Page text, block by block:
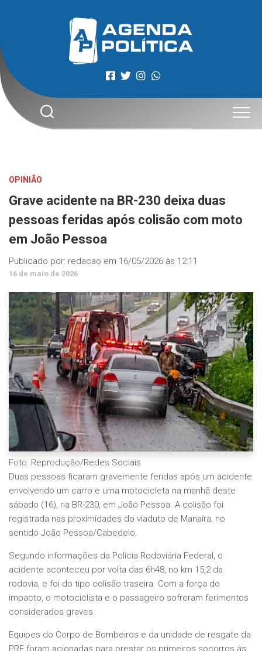
OPINIÃO
Grave acidente na BR-230 deixa duas
pessoas feridas após colisão com moto
em João Pessoa
Publicado por: redacao em 16/05/2026 às 12:11
16 de maio de 2026
Foto: Reprodução/Redes Sociais
Duas pessoas ficaram gravemente feridas após um acidente
envolvendo um carro e uma motocicleta na manhã deste
sábado (16), na BR-230, em João Pessoa. A colisão foi
registrada nas proximidades do viaduto de Manaíra, no
sentido João Pessoa/Cabedelo.
Segundo informações da Polícia Rodoviária Federal, o
acidente aconteceu por volta das 6h48, no km 15,2 da
rodovia, e foi do tipo colisão traseira. Com a força do
impacto, o motociclista e o passageiro sofreram ferimentos
considerados graves.
Equipes do Corpo de Bombeiros e da unidade de resgate da
PRF foram acionadas para prestar os primeiros socorros às